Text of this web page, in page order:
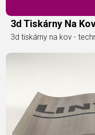
3d Tiskárny Na
3d tiskárny na kov -